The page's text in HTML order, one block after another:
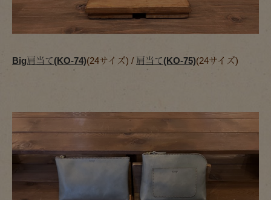
Big肩当て(KO-74)(24サイズ) / 肩当て(KO-75)(24サイズ)